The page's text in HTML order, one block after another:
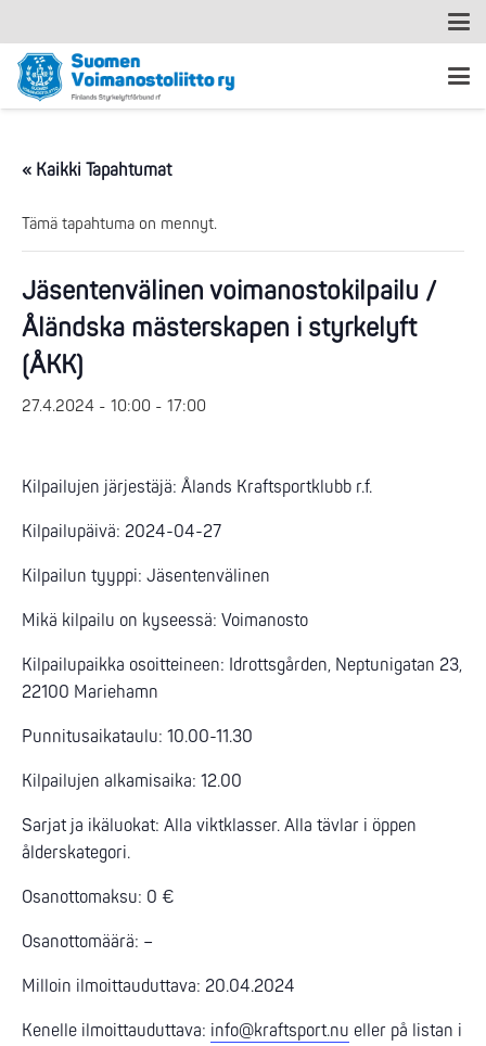
« Kaikki Tapahtumat
Tämä tapahtuma on mennyt.
Jäsentenvälinen voimanostokilpailu /
Åländska mästerskapen i styrkelyft
(ÅKK)
27.4.2024 - 10:00 - 17:00
Kilpailujen järjestäjä: Ålands Kraftsportklubb r.f.
Kilpailupäivä: 2024-04-27
Kilpailun tyyppi: Jäsentenvälinen
Mikä kilpailu on kyseessä: Voimanosto
Kilpailupaikka osoitteineen: Idrottsgården, Neptunigatan 23,
22100 Mariehamn
Punnitusaikataulu: 10.00-11.30
Kilpailujen alkamisaika: 12.00
Sarjat ja ikäluokat: Alla viktklasser. Alla tävlar i öppen
ålderskategori.
Osanottomaksu: 0 €
Osanottomäärä: –
Milloin ilmoittauduttava: 20.04.2024
Kenelle ilmoittauduttava: info@kraftsport.nu eller på listan i